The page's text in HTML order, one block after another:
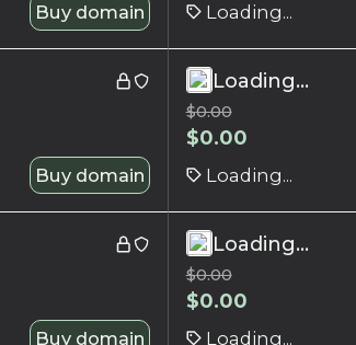
Buy domain Loading...
Buy domain
Loading...
$0.00
$0.00
Loading...
Buy domain
Loading...
$0.00
$0.00
Loading...